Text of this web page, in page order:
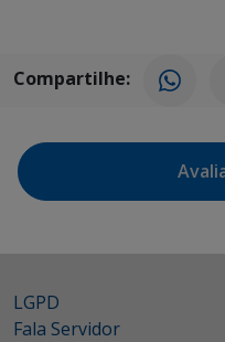
Compartilhe:
LGPD
Fala Servidor